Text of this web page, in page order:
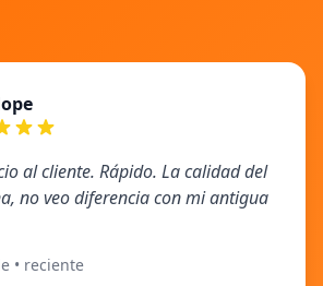
al cliente. Rápido. La calidad del
no veo diferencia con mi antigua
• reciente